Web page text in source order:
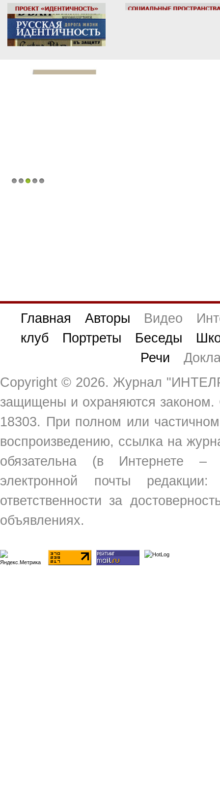
Главная Авторы Видео
клуб
Портреты Беседы
Речи
Copyright © 2026. Журнал
защищены и охраняются
18303. При полном или
воспроизведению, ссылка на
обязательна (в Интернете
электронной почты
ответственности за
объявлениях.